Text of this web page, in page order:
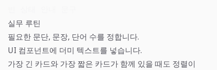
실무 루틴
필요한 문단, 문장, 단어 수를 정합니다.
UI 컴포넌트에 더미 텍스트를 넣습니다.
가장 긴 카드와 가장 짧은 카드가 함께 있을 때도 정렬이